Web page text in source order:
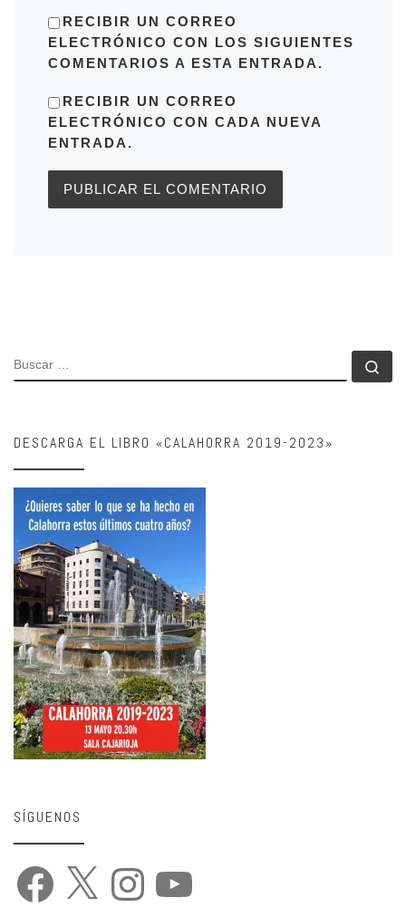
RECIBIR UN CORREO
ELECTRÓNICO CON LOS SIGUIENTES
COMENTARIOS A ESTA ENTRADA.
RECIBIR UN CORREO
ELECTRÓNICO CON CADA NUEVA
ENTRADA.
BUSCAR
DESCARGA EL LIBRO «CALAHORRA 2019-2023»
SÍGUENOS
Facebook Instagram YouTube